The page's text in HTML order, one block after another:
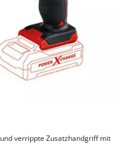
verrippte Zusatzhandgriff mit